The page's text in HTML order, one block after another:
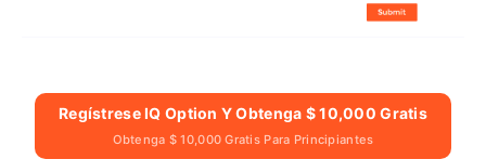
Regístrese IQ Option Y Obtenga $ 10,000 Gratis
Obtenga $ 10,000 Gratis Para Principiantes